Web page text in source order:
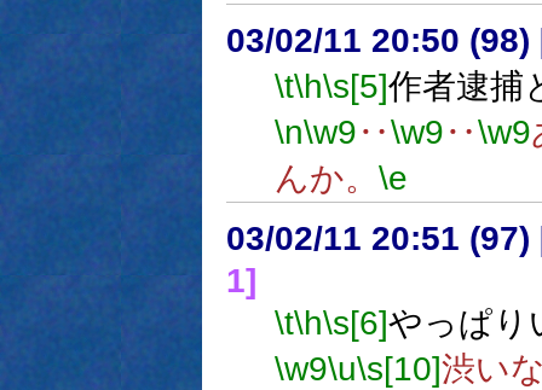
03/02/11 20:50 (98)
\t\h\s[5]作者逮捕
\n\w9‥\w9‥\w9
んか。 \e
03/02/11 20:51 (97)
1]
\t\h\s[6]やっぱり
\w9\u\s[10]渋い